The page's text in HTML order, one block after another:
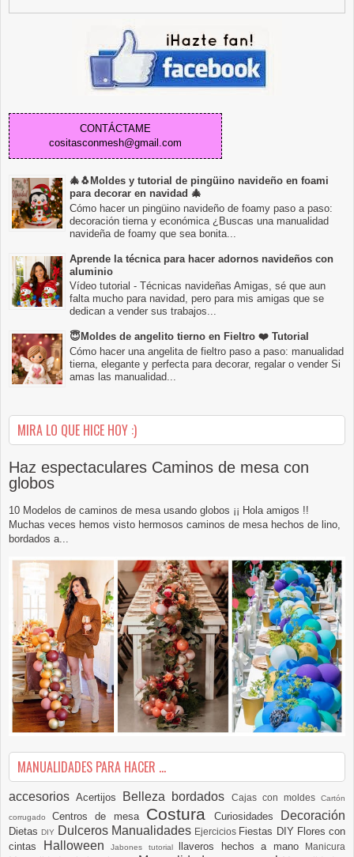
CONTÁCTAME
cositasconmesh@gmail.com
🎄🐧Moldes y tutorial de pingüino navideño en foami
para decorar en navidad 🎄
Cómo hacer un pingüino navideño de foamy paso a paso:
decoración tierna y económica ¿Buscas una manualidad
navideña de foamy que sea bonita...
Aprende la técnica para hacer adornos navideños con
aluminio
Vídeo tutorial - Técnicas navideñas Amigas, sé que aun
falta mucho para navidad, pero para mis amigas que se
dedican a vender sus trabajos...
😇Moldes de angelito tierno en Fieltro ❤️ Tutorial
Cómo hacer una angelita de fieltro paso a paso: manualidad
tierna, elegante y perfecta para decorar, regalar o vender Si
amas las manualidad...
MIRA LO QUE HICE HOY :)
Haz espectaculares Caminos de mesa con
globos
10 Modelos de caminos de mesa usando globos ¡¡ Hola amigos !!
Muchas veces hemos visto hermosos caminos de mesa hechos de lino,
bordados a...
MANUALIDADES PARA HACER ...
accesoriosAcertijos Belleza bordados Cajas con moldesCartón
corrugadoCentros de mesa Costura Curiosidades Decoración
DietasDIY Dulceros Manualidades Ejercicios Fiestas DIY Flores con
cintas
Halloween Jabones tutorial llaveros hechos a mano Manicura